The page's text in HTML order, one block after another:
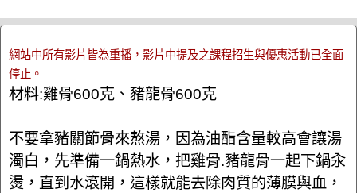
網站中所有影片皆為重播，影片中提及之課程招生與優惠活動已全面
停止。
材料:雞骨600克、豬龍骨600克
不要拿豬關節骨來熬湯，因為油酯含量較高會讓湯
濁白，先準備一鍋熱水，把雞骨.豬龍骨一起下鍋汆
燙，直到水滾開，這樣就能去除肉質的薄膜與血，